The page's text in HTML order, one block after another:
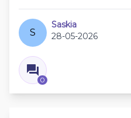
S
Saskia
28-05-2026
0